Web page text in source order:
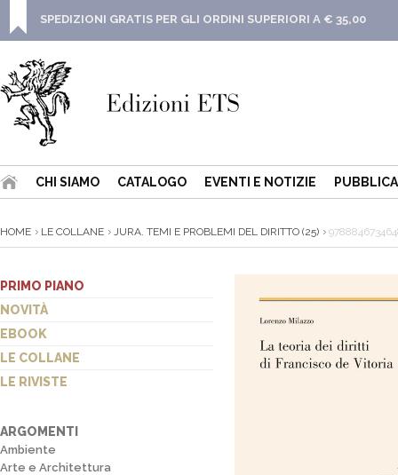
SPEDIZIONI GRATIS PER GLI ORDINI SUPERIORI A € 35,00
CHI SIAMO CATALOGO EVENTI E NOTIZIE
HOME LE COLLANE JURA. TEMI E PROBLEMI DEL DIRITTO (25)
PRIMO PIANO
NOVITÀ
EBOOK
LE COLLANE
LE RIVISTE
ARGOMENTI
Ambiente
Arte e Architettura